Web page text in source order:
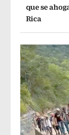
que se
Rica